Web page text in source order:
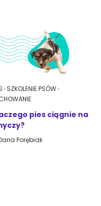
SZKOLENIE PSÓW
pies ciągnie na
Porębiak